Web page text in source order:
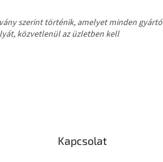
szerint történik, amelyet minden gyártó
közvetlenül az üzletben kell
Kapcsolat